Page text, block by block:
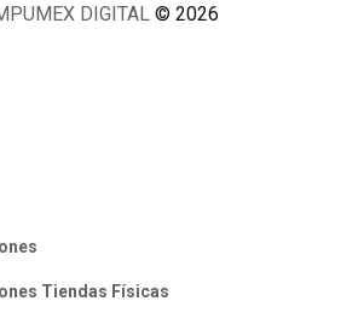
DIGITAL © 2026
Tiendas Físicas